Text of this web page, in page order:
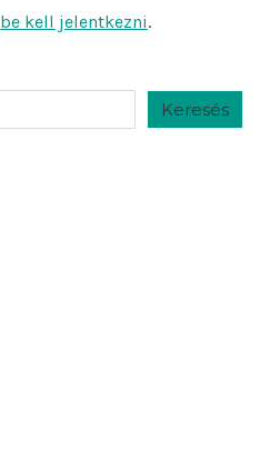
be kell jelentkezni.
Keresés